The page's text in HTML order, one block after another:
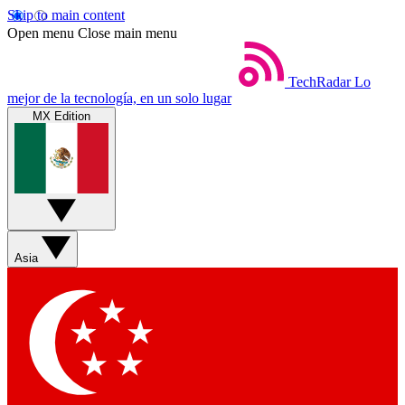
Skip to main content
Open menu Close main menu
TechRadar Lo
mejor de la tecnología, en un solo lugar
MX Edition
Asia